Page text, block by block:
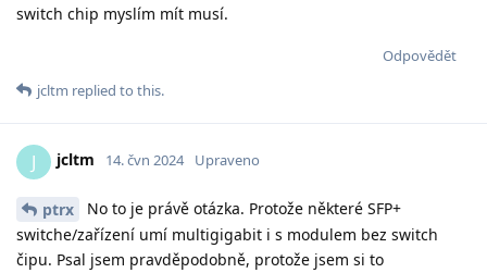
switch chip myslím mít musí.
Odpovědět
jcltm replied to this.
J jcltm 14. čvn 2024 Upraveno
ptrx
No to je právě otázka. Protože některé SFP+
switche/zařízení umí multigigabit i s modulem bez switch
čipu. Psal jsem pravděpodobně, protože jsem si to